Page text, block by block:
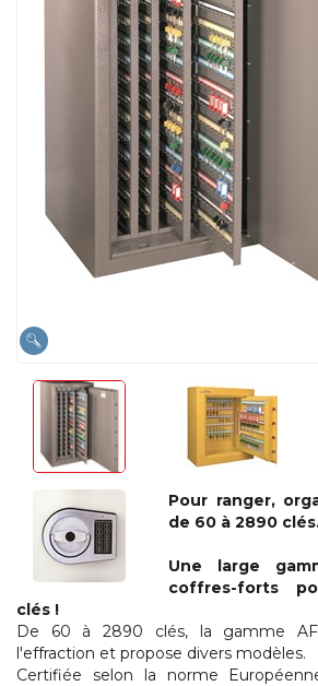
Pour ranger,
de 60 à 2890
Une large
coffres-forts
clés !
De 60 à 2890 clés, la gamme
l'effraction et propose divers modèles.
Certifiée selon la norme